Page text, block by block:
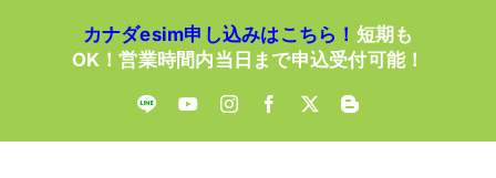
カナダesim申し込みはこちら！ 短期も
OK！営業時間内当日まで申込受付可能！
LINE YouTubeInstagramFacebook
X Blogger